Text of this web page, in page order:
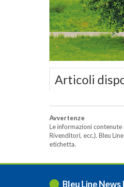
Articoli
Avvertenze
Le informazioni
Rivenditori, ecc.). Bleu
etichetta.
Bleu Line